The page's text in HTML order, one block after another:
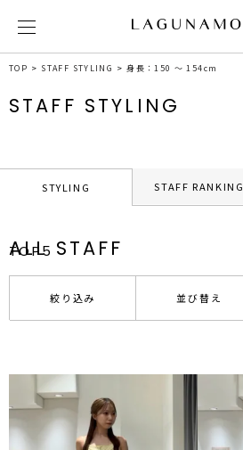
TOP STAFF STYLING 身長：150 ～ 154cm
STAFF STYLING
STYLING STAFF RANKING
TOP5
ALL STAFF
絞り込み 並び替え